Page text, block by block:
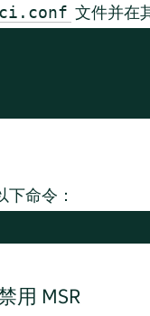
文件并在
命令：
用 MSR